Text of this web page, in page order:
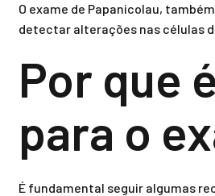
O exame de Papanicolau,
detectar alterações nas células
Por que
para o
É fundamental seguir algumas